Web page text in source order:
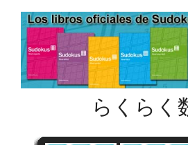
らくらく